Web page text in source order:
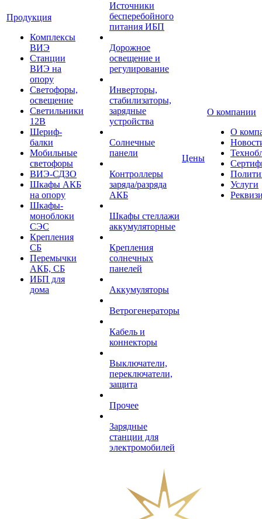
Продукция
Комплексы
ВИЭ
Станции
ВИЭ на
опору
Светофоры,
освещение
Светильники
12В
Шериф-
балки
Мобильные
светофоры
ВИЭ-СДЗО
Шкафы АКБ
на опору
Шкафы-
моноблоки
СЭС
Крепления
СБ
Перемычки
АКБ, СБ
ИБП для
дома
Источники
бесперебойного
питания ИБП
Дорожное
освещение и
регулирование
Инверторы,
стабилизаторы,
зарядные
устройства
Солнечные
панели
Контроллеры
заряда/разряда
АКБ
Шкафы стеллажи
аккумуляторные
Крепления
солнечных
панелей
Аккумуляторы
Ветрогенераторы
Кабель и
коннекторы
Выключатели,
переключатели,
защита
Прочее
Зарядные
станции для
электромобилей
Цены
О компании
О
Услуги